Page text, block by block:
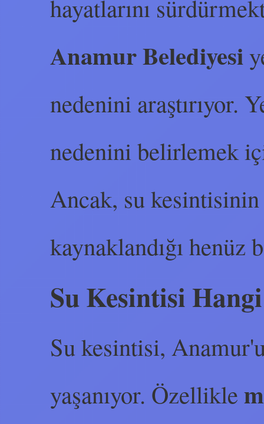
hayatlarını
Anamur Belediyesi
nedenini araştırıyor.
nedenini belirlemek
Ancak, su
kaynaklandığı henüz
Su Kesintisi
Su kesintisi,
yaşanıyor. Özellikle